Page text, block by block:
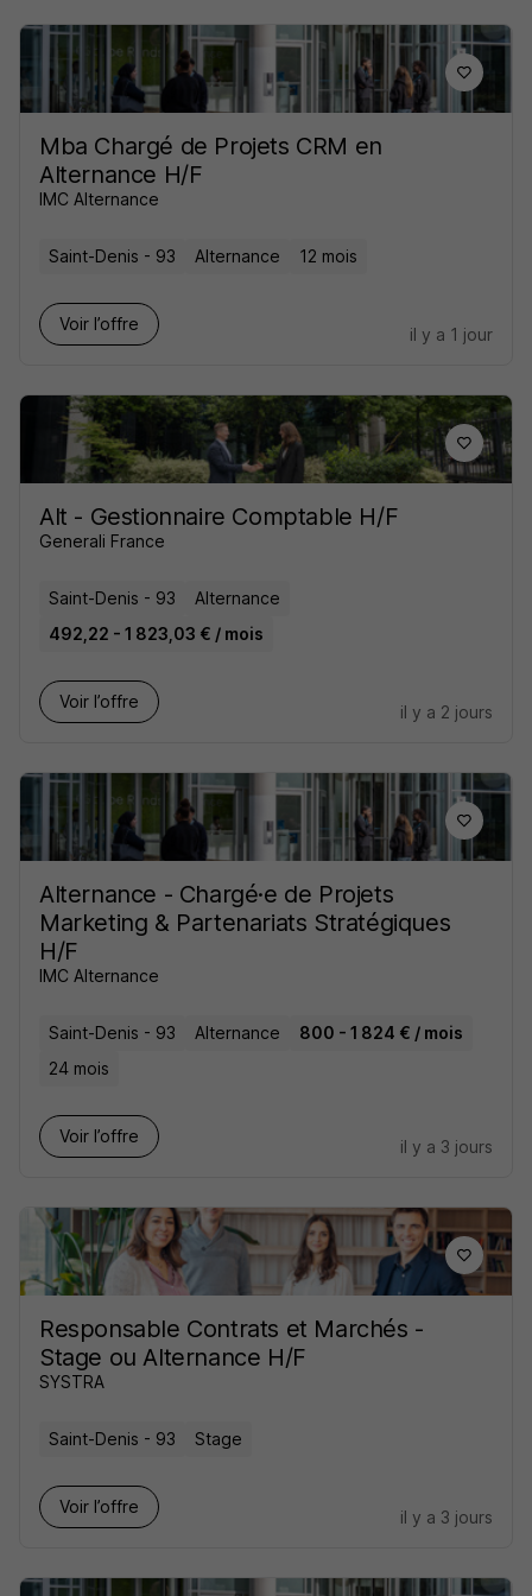
Mba Chargé de Projets CRM en
Alternance H/F
IMC Alternance
Saint-Denis - 93 Alternance 12 mois
Voir l’offre
il y a 1 jour
Alt - Gestionnaire Comptable H/F
Generali France
Saint-Denis - 93
Alternance
492,22 - 1 823,03 € / mois
Voir l’offre
il y a 2 jours
Alternance - Chargé·e de Projets
Marketing & Partenariats Stratégiques
H/F
IMC Alternance
Saint-Denis - 93 Alternance
800 - 1 824 € / mois
24 mois
Voir l’offre
il y a 3 jours
Responsable Contrats et Marchés -
Stage ou Alternance H/F
SYSTRA
Saint-Denis - 93 Stage
Voir l’offre
il y a 3 jours